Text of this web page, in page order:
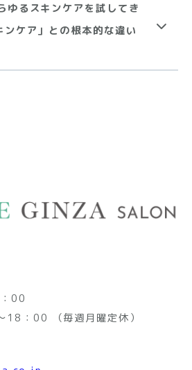
ゆるスキンケアを試してき
ケア」との根本的な違い
00
：00 （毎週月曜定休）